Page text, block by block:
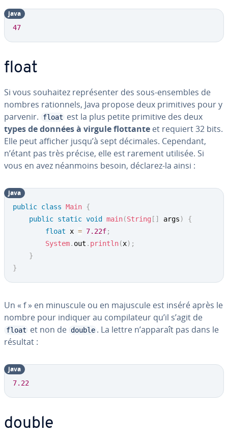
47
java
float
Si vous souhaitez re­pré­sen­ter des sous-ensembles de
nombres ra­tion­nels, Java propose deux pri­mi­tives pour y
parvenir.
float est la plus petite primitive des deux
types de données à virgule flottante et requiert 32 bits.
Elle peut afficher jusqu’à sept décimales. Cependant,
n’étant pas très précise, elle est rarement utilisée. Si
vous en avez néanmoins besoin, déclarez-la ainsi :
public class Main {
public static void main(String [ ] args)
{
float x = 7.22f;
System. out . println(x) ;
}
}
java
Un « f » en minuscule ou en majuscule est inséré après le
nombre pour indiquer au com­pi­la­teur qu’il s’agit de
float et non de double . La lettre n’apparaît pas dans le
résultat :
7.22
java
double